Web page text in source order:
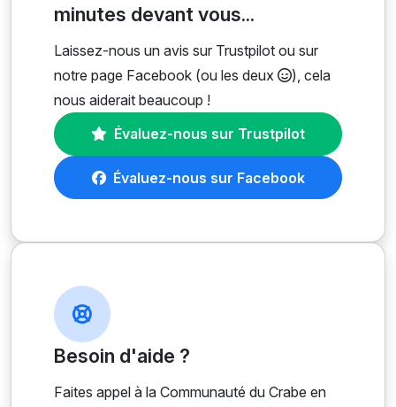
minutes devant vous...
Laissez-nous un avis sur Trustpilot ou sur
notre page Facebook (ou les deux
), cela
nous aiderait beaucoup !
Évaluez-nous sur Trustpilot
Évaluez-nous sur Facebook
Besoin d'aide ?
Faites appel à la Communauté du Crabe en